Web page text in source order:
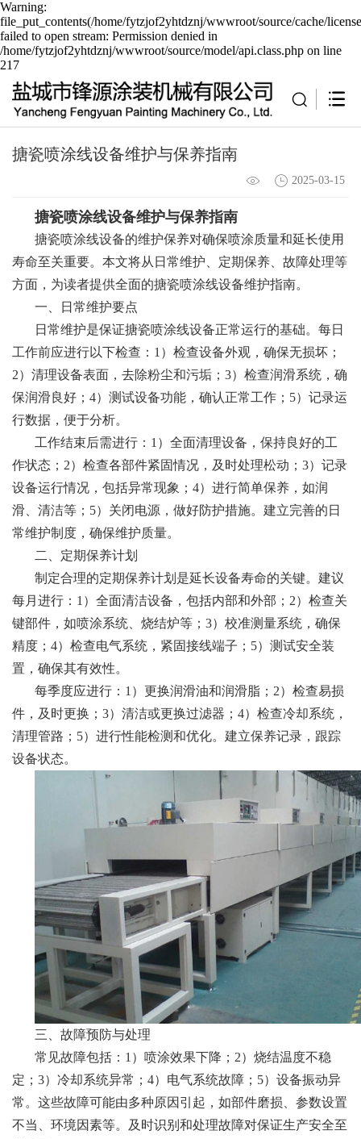
Warning:
file_put_contents(/home/fytzjof2yhtdznj/wwwroot/source/cache/
failed to open stream: Permission denied in
/home/fytzjof2yhtdznj/wwwroot/source/model/api.class.php on line
217
搪瓷喷涂线设备维护与保养指南
2025-03-15
搪瓷喷涂线设备维护与保养指南
搪瓷喷涂线设备的维护保养对确保喷涂质量和延长使用
寿命至关重要。本文将从日常维护、定期保养、故障处理等
方面，为读者提供全面的搪瓷喷涂线设备维护指南。
一、日常维护要点
日常维护是保证搪瓷喷涂线设备正常运行的基础。每日
工作前应进行以下检查：1）检查设备外观，确保无损坏；
2）清理设备表面，去除粉尘和污垢；3）检查润滑系统，确
保润滑良好；4）测试设备功能，确认正常工作；5）记录运
行数据，便于分析。
工作结束后需进行：1）全面清理设备，保持良好的工
作状态；2）检查各部件紧固情况，及时处理松动；3）记录
设备运行情况，包括异常现象；4）进行简单保养，如润
滑、清洁等；5）关闭电源，做好防护措施。建立完善的日
常维护制度，确保维护质量。
二、定期保养计划
制定合理的定期保养计划是延长设备寿命的关键。建议
每月进行：1）全面清洁设备，包括内部和外部；2）检查关
键部件，如喷涂系统、烧结炉等；3）校准测量系统，确保
精度；4）检查电气系统，紧固接线端子；5）测试安全装
置，确保其有效性。
每季度应进行：1）更换润滑油和润滑脂；2）检查易损
件，及时更换；3）清洁或更换过滤器；4）检查冷却系统，
清理管路；5）进行性能检测和优化。建立保养记录，跟踪
设备状态。
三、故障预防与处理
常见故障包括：1）喷涂效果下降；2）烧结温度不稳
定；3）冷却系统异常；4）电气系统故障；5）设备振动异
常。这些故障可能由多种原因引起，如部件磨损、参数设置
不当、环境因素等。及时识别和处理故障对保证生产安全至